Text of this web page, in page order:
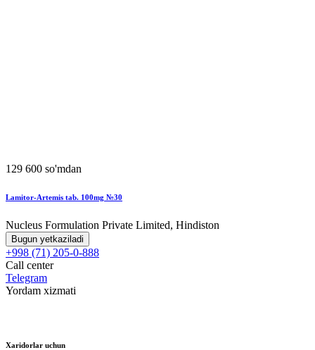
129 600 so'mdan
Lamitor-Artemis tab. 100mg №30
Nucleus Formulation Private Limited, Hindiston
Bugun yetkaziladi
+998 (71) 205-0-888
Call center
Telegram
Yordam xizmati
Xaridorlar uchun